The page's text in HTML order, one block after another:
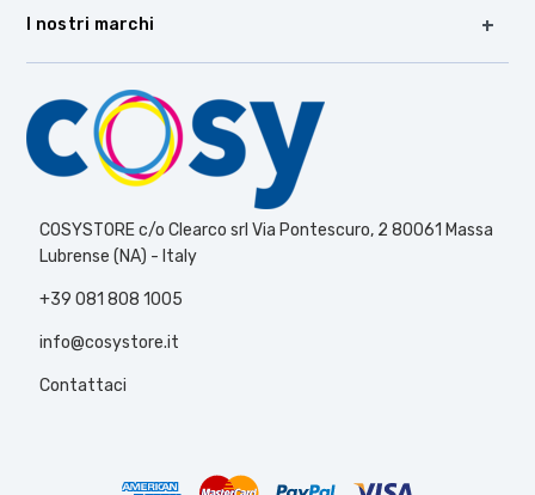
I nostri marchi
COSYSTORE c/o Clearco srl Via Pontescuro, 2 80061 Massa
Lubrense (NA) - Italy
+39 081 808 1005
info@cosystore.it
Contattaci